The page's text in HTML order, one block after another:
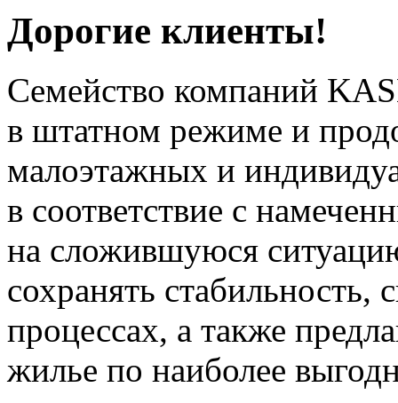
Дорогие клиенты!
Семейство компаний
в штатном режиме и
малоэтажных и
в соответствие с
на сложившуюся
сохранять стабильность,
процессах, а также
жилье по наиболее